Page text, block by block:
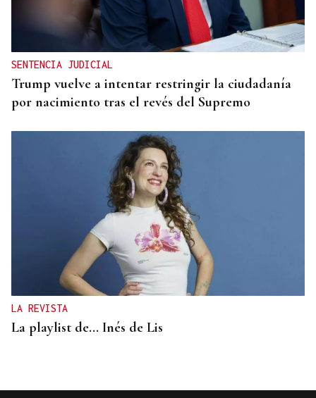
SENTENCIA JUDICIAL
Trump vuelve a intentar restringir la ciudadanía
por nacimiento tras el revés del Supremo
LA REVISTA
La playlist de... Inés de Lis